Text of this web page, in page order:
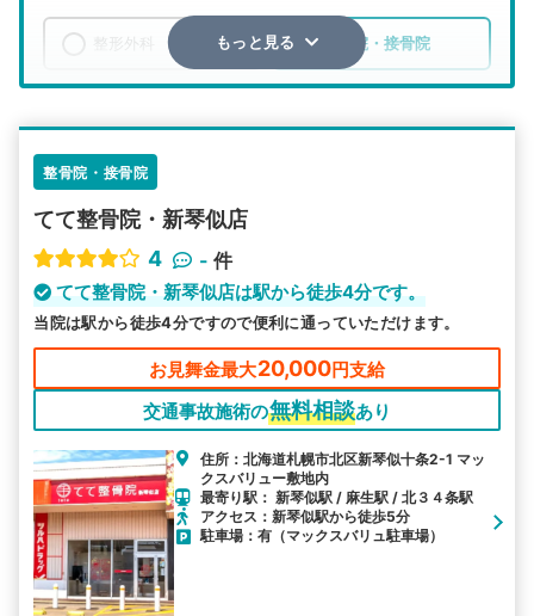
整骨院・接骨院
詳細条件で絞り込む
その他の検索方法
駅から探す 院名から探す
もっと見る
整骨院・接骨院
てて整骨院・新琴似店
4
- 件
てて整骨院・新琴似店は駅から徒歩4分です。
当院は駅から徒歩4分ですので便利に通っていただけます。
お見舞金最大20,000円支給
交通事故施術の無料相談あり
住所：北海道札幌市北区新琴似十条2-1 マッ
クスバリュー敷地内
最寄り駅： 新琴似駅 / 麻生駅 / 北３４条駅
アクセス：新琴似駅から徒歩5分
駐車場：有（マックスバリュ駐車場）